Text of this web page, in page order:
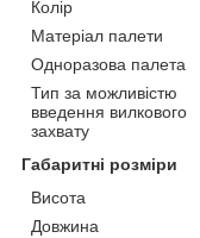
Колір
Матеріал палети
Одноразова палета
Тип за можливістю
введення вилкового
захвату
Габаритні розміри
Висота
Довжина